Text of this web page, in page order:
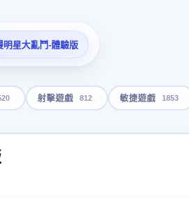
明星大亂鬥-體驗版
射擊遊戲 812 敏捷遊戲 1853